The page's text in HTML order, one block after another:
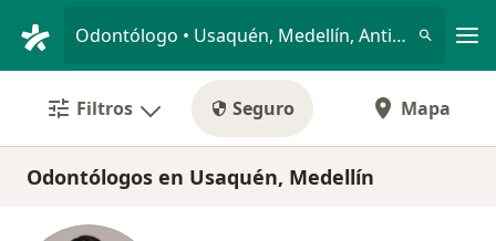
Odontólogo • Usaquén, Medellín, Antioquia
Filtros Seguro Mapa
Odontólogos en Usaquén, Medellín